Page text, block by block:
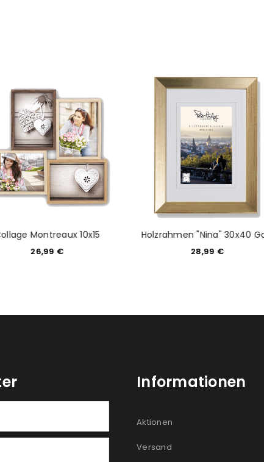
Ich stimme zu
Ja, ich möchte ein
Datenschutzerklärung.
REGISTRIEREN
Montreaux 10x15
26,99 €
Holzrahmen "Nina" 30x40
28,99 €
Informationen
Aktionen
Versand